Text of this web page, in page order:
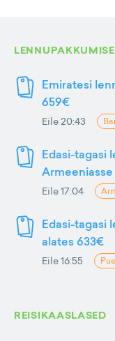
Emiratesi
659€
Eile 20:43
Edasi-tagasi
Eile 17:04
Edasi-tagasi
alates 633€
Eile 16:55
REISIKAASLASED